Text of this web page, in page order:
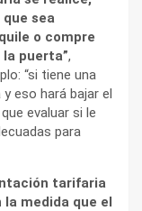
sea
o compre
puerta”,
“si tiene una
y eso hará bajar el
evaluar si le
para
tarifaria
medida que el